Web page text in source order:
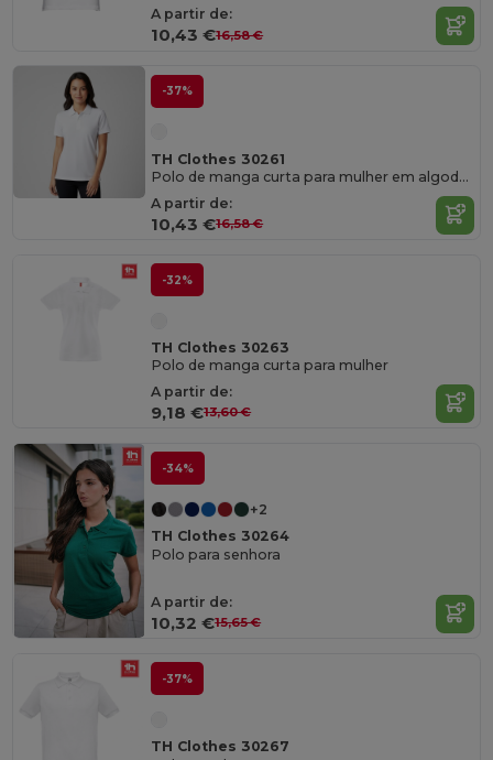
A partir de:
10,43 €16,58 €
-37%
TH Clothes 30261
Polo de manga curta para mulher em algodão cardado
A partir de:
10,43 €16,58 €
-32%
TH Clothes 30263
Polo de manga curta para mulher
A partir de:
9,18 €13,60 €
-34%
+2
TH Clothes 30264
Polo para senhora
A partir de:
10,32 €15,65 €
-37%
TH Clothes 30267